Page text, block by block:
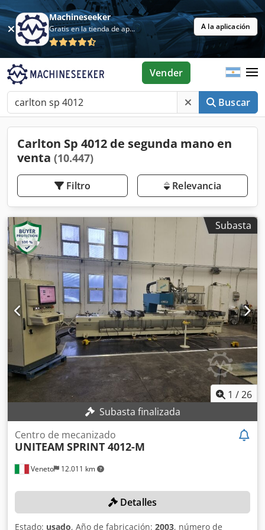
Machineseeker
Gratis en la tienda de aplicaciones A la aplicación
Buscar
Vender
Carlton Sp 4012 de segunda mano en
venta (10.447)
Filtro Relevancia
Subasta
1 /26
Subasta finalizada
Veneto 12.011 km
Centro de mecanizado
UNITEAM SPRINT 4012-M
Detalles
Estado: usado, Año de fabricación: 2003, número de